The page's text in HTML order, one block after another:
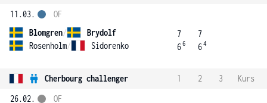
11.03.
Blomgren/
Brydolf
Rosenholm/ Sidorenko
OF
7
66
7
64
Cherbourg challenger 1 2 3
Kurs
26.02.
OF